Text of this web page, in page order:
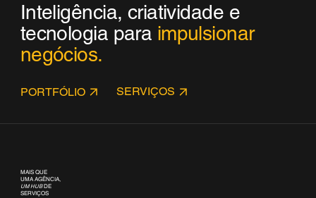
Inteligência, criatividade e
tecnologia para impulsionar
negócios.
PORTFÓLIO SERVIÇOS
MAIS QUE
UMA AGÊNCIA,
UM HUBDE
SERVIÇOS